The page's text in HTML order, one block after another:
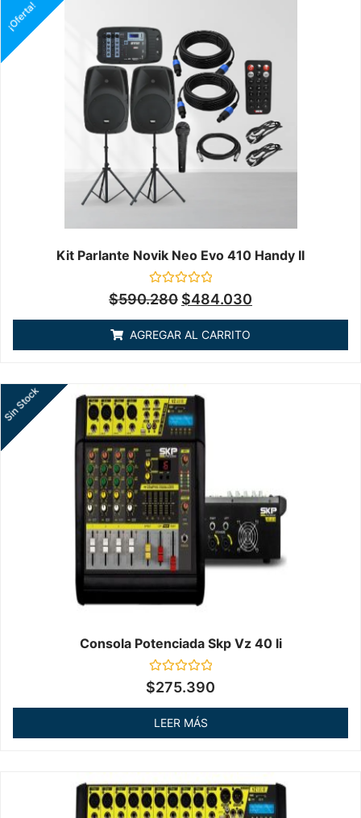
Kit Parlante Novik Neo Evo 410 Handy II
Valorado
en
5
¡Oferta!
$590.280 $484.030
AGREGAR AL CARRITO
Consola Potenciada Skp Vz 40 Ii
Valorado
en
Sin Stock
$275.390
LEER MÁS